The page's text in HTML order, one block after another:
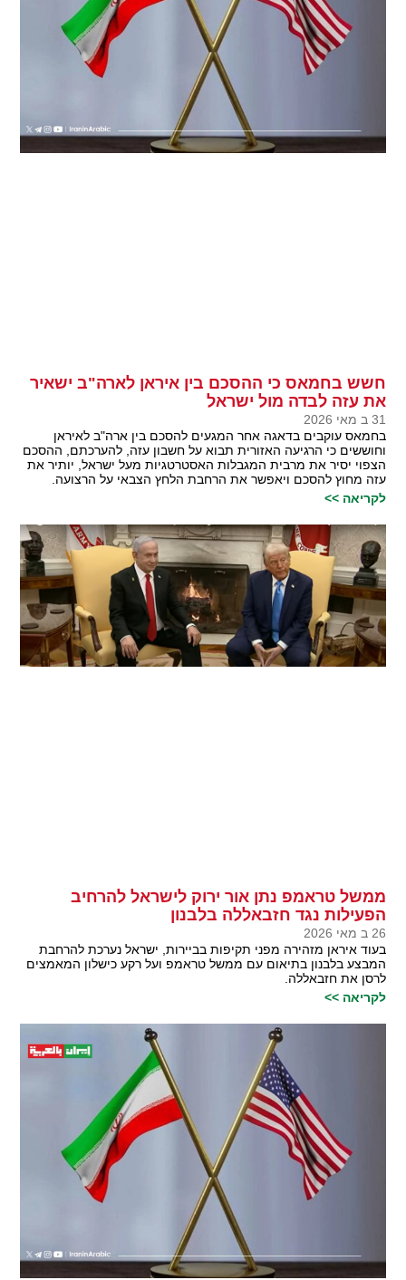
חשש בחמאס כי ההסכם בין איראן לארה"ב ישאיר
את עזה לבדה מול ישראל
31 ב מאי 2026
בחמאס עוקבים בדאגה אחר המגעים להסכם בין ארה"ב לאיראן
וחוששים כי הרגיעה האזורית תבוא על חשבון עזה, להערכתם, ההסכם
הצפוי יסיר את מרבית המגבלות האסטרטגיות מעל ישראל, יותיר את
עזה מחוץ להסכם ויאפשר את הרחבת הלחץ הצבאי על הרצועה.
לקריאה >>
ממשל טראמפ נתן אור ירוק לישראל להרחיב
הפעילות נגד חזבאללה בלבנון
26 ב מאי 2026
בעוד איראן מזהירה מפני תקיפות בביירות, ישראל נערכת להרחבת
המבצע בלבנון בתיאום עם ממשל טראמפ ועל רקע כישלון המאמצים
לרסן את חזבאללה.
לקריאה >>